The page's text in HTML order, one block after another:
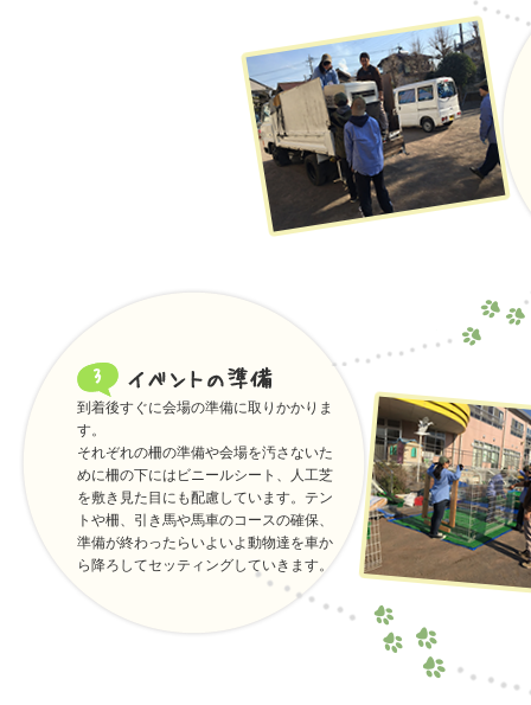
到着後すぐに会場の準備に取りかかりま
す。
それぞれの柵の準備や会場を汚さないた
めに柵の下にはビニールシート、人工芝
を敷き見た目にも配慮しています。テン
トや柵、引き馬や馬車のコースの確保、
準備が終わったらいよいよ動物達を車か
ら降ろしてセッティングしていきます。